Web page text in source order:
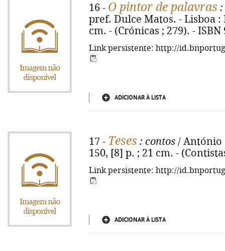
16 - O pintor de palavras :
pref. Dulce Matos. - Lisboa :
cm. - (Crónicas ; 279). - ISBN
Link persistente: http://
ADICIONAR À LISTA
17 - Teses : contos / António
150, [8] p. ; 21 cm. -
Link persistente: http://
ADICIONAR À LISTA